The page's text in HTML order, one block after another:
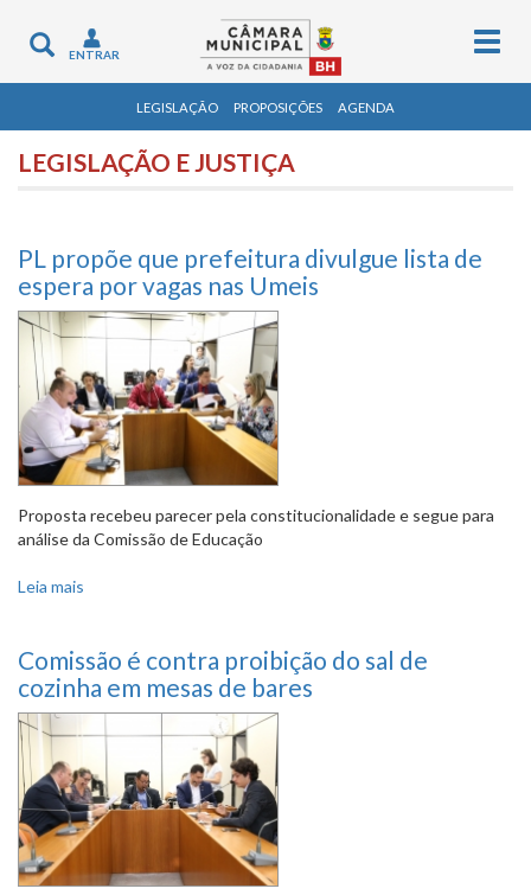
Toggle
navigation
ENTRAR
LEGISLAÇÃO PROPOSIÇÕES AGENDA
LEGISLAÇÃO E JUSTIÇA
PL propõe que prefeitura divulgue lista de
espera por vagas nas Umeis
Proposta recebeu parecer pela constitucionalidade e segue para
análise da Comissão de Educação
Leia mais
Comissão é contra proibição do sal de
cozinha em mesas de bares